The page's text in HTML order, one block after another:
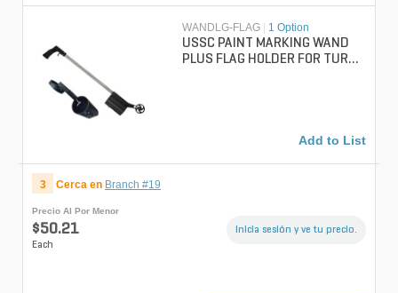
WANDLG-FLAG 1 Option
USSC PAINT MARKING WAND
PLUS FLAG HOLDER FOR TURF
Add to List
3 Cerca en Branch #19
Precio Al Por Menor
$50.21
Each
Inicia sesión y ve tu precio.